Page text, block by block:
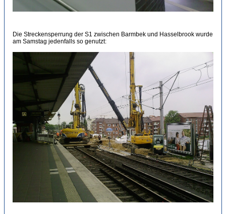
Die Streckensperrung der S1 zwischen Barmbek und Hasselbrook wurde
am Samstag jedenfalls so genutzt: